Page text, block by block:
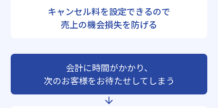
キャンセル料を設定できるので
売上の機会損失を防げる
会計に時間がかかり、
次のお客様をお待たせしてしまう